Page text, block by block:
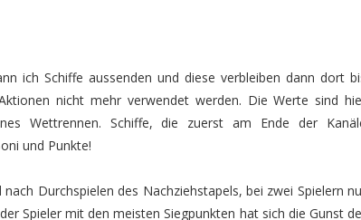
ich Schiffe aussenden und diese verbleiben dann dort
nicht mehr verwendet werden. Die Werte sind
Wettrennen. Schiffe, die zuerst am Ende der
und Punkte!
nach Durchspielen des Nachziehstapels, bei zwei Spielern
Spieler mit den meisten Siegpunkten hat sich die Gunst